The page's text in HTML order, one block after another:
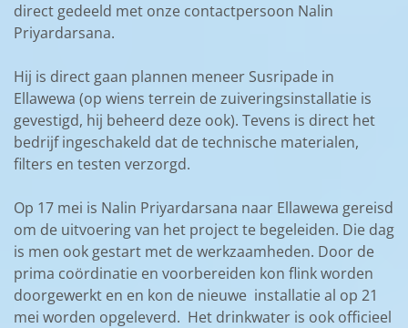
direct gedeeld met onze contactpersoon Nalin
Priyardarsana.
Hij is direct gaan plannen meneer Susripade in
Ellawewa (op wiens terrein de zuiveringsinstallatie is
gevestigd, hij beheerd deze ook). Tevens is direct het
bedrijf ingeschakeld dat de technische materialen,
filters en testen verzorgd.
Op 17 mei is Nalin Priyardarsana naar Ellawewa gereisd
om de uitvoering van het project te begeleiden. Die dag
is men ook gestart met de werkzaamheden. Door de
prima coördinatie en voorbereiden kon flink worden
doorgewerkt en en kon de nieuwe installatie al op 21
mei worden opgeleverd. Het drinkwater is ook officieel